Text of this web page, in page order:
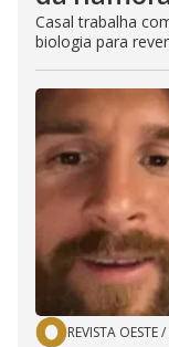
Casal trabalha
biologia para
REVISTA OESTE/